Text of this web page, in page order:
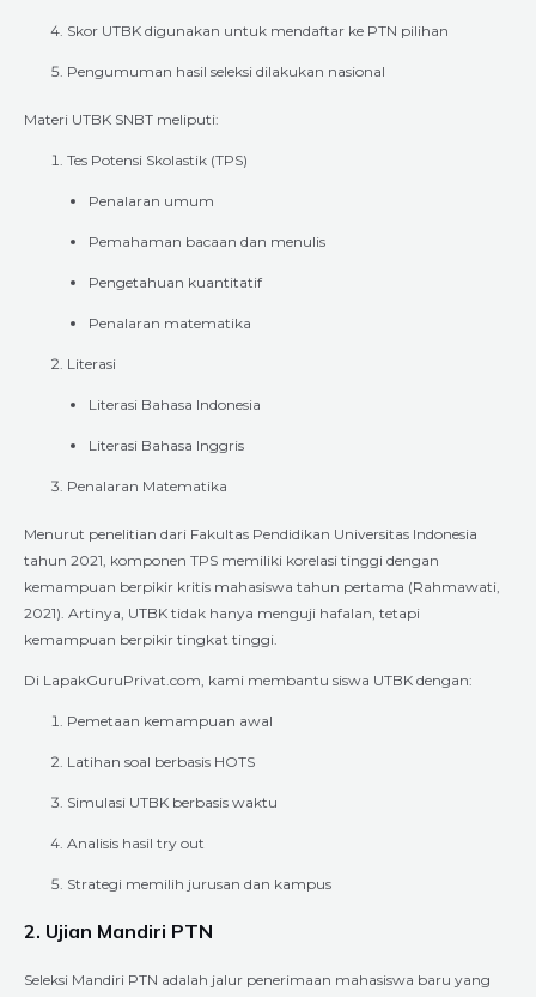
Skor UTBK digunakan untuk mendaftar ke PTN pilihan
Pengumuman hasil seleksi dilakukan nasional
Materi UTBK SNBT meliputi:
Tes Potensi Skolastik (TPS)
Penalaran umum
Pemahaman bacaan dan menulis
Pengetahuan kuantitatif
Penalaran matematika
Literasi
Literasi Bahasa Indonesia
Literasi Bahasa Inggris
Penalaran Matematika
Menurut penelitian dari Fakultas Pendidikan Universitas Indonesia
tahun 2021, komponen TPS memiliki korelasi tinggi dengan
kemampuan berpikir kritis mahasiswa tahun pertama (Rahmawati,
2021). Artinya, UTBK tidak hanya menguji hafalan, tetapi
kemampuan berpikir tingkat tinggi.
Di LapakGuruPrivat.com, kami membantu siswa UTBK dengan:
Pemetaan kemampuan awal
Latihan soal berbasis HOTS
Simulasi UTBK berbasis waktu
Analisis hasil try out
Strategi memilih jurusan dan kampus
2. Ujian Mandiri PTN
Seleksi Mandiri PTN adalah jalur penerimaan mahasiswa baru yang